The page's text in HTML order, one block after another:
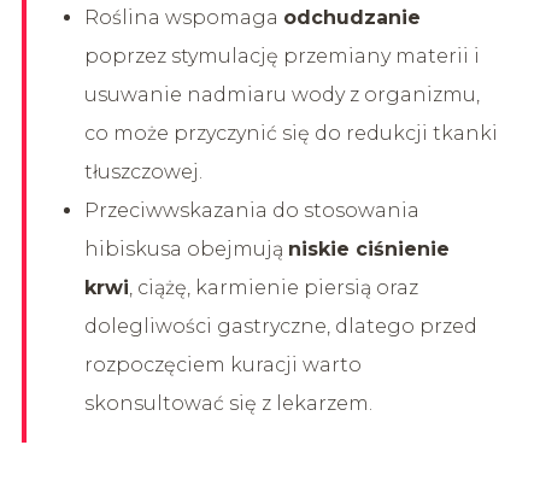
Roślina wspomaga odchudzanie
poprzez stymulację przemiany materii i
usuwanie nadmiaru wody z organizmu,
co może przyczynić się do redukcji tkanki
tłuszczowej.
Przeciwwskazania do stosowania
hibiskusa obejmują niskie ciśnienie
krwi, ciążę, karmienie piersią oraz
dolegliwości gastryczne, dlatego przed
rozpoczęciem kuracji warto
skonsultować się z lekarzem.